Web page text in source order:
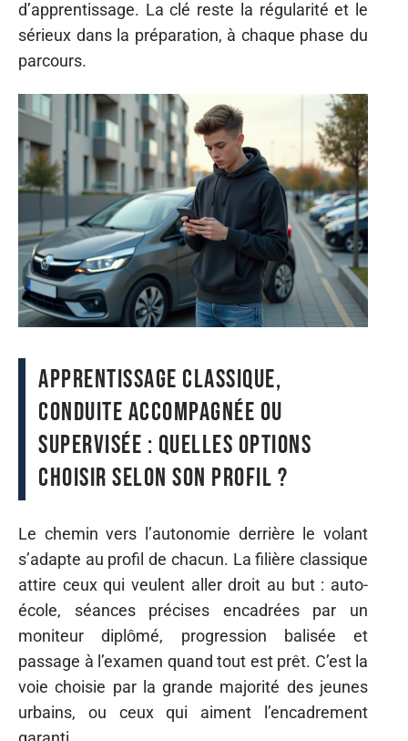
d’apprentissage. La clé reste la régularité et le
sérieux dans la préparation, à chaque phase du
parcours.
Apprentissage classique,
conduite accompagnée ou
supervisée : quelles options
choisir selon son profil ?
Le chemin vers l’autonomie derrière le volant
s’adapte au profil de chacun. La filière classique
attire ceux qui veulent aller droit au but : auto-
école, séances précises encadrées par un
moniteur diplômé, progression balisée et
passage à l’examen quand tout est prêt. C’est la
voie choisie par la grande majorité des jeunes
urbains, ou ceux qui aiment l’encadrement